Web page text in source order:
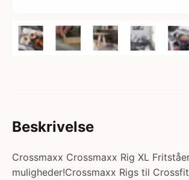
Beskrivelse
Crossmaxx Crossmaxx Rig XL
muligheder!Crossmaxx Rigs til